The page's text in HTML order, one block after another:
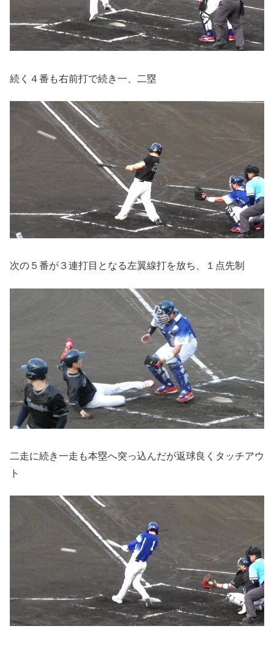
続く４番も右前打で続き一、二塁
次の５番が３連打目となる左翼線打を放ち、１点先制
二走に続き一走も本塁へ突っ込んだが返球良くタッチアウ
ト